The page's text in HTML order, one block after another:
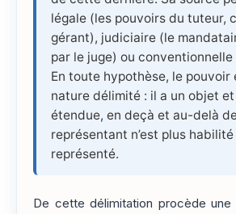
légale (les pouvoirs du tuteur,
gérant), judiciaire (le
par le juge) ou
En toute hypothèse, le pouvoir
nature délimité : il a un objet
étendue, en deçà et au-delà
représentant n’est plus
représenté.
De cette délimitation procède une